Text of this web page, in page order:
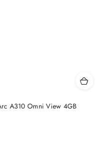
A310 Omni View 4GB